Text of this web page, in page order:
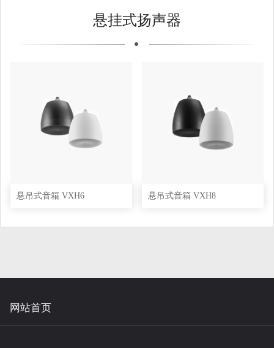
悬挂式扬声器
悬吊式音箱 VXH6 悬吊式音箱 VXH8
网站首页